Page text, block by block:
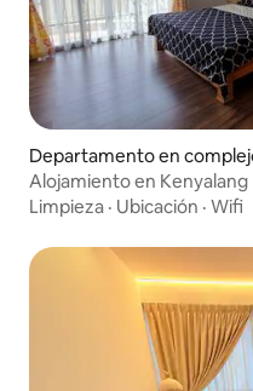
Departamento en
hing
Alojamiento en
Limpieza · Ubicación · Wifi